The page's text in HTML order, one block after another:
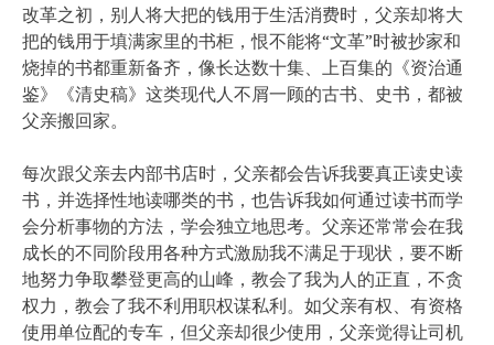
改革之初，别人将大把的钱用于生活消费时，父亲却将大
把的钱用于填满家里的书柜，恨不能将“文革”时被抄家和
烧掉的书都重新备齐，像长达数十集、上百集的《资治通
鉴》《清史稿》这类现代人不屑一顾的古书、史书，都被
父亲搬回家。
每次跟父亲去内部书店时，父亲都会告诉我要真正读史读
书，并选择性地读哪类的书，也告诉我如何通过读书而学
会分析事物的方法，学会独立地思考。父亲还常常会在我
成长的不同阶段用各种方式激励我不满足于现状，要不断
地努力争取攀登更高的山峰，教会了我为人的正直，不贪
权力，教会了我不利用职权谋私利。如父亲有权、有资格
使用单位配的专车，但父亲却很少使用，父亲觉得让司机